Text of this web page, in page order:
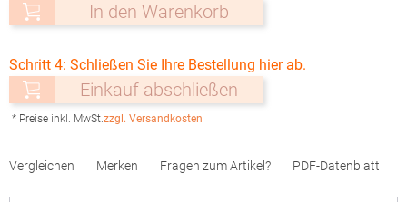
In den Warenkorb
Schritt 4: Schließen Sie Ihre Bestellung hier ab.
Einkauf abschließen
* Preise inkl. MwSt.zzgl. Versandkosten
Vergleichen Merken Fragen zum Artikel? PDF-Datenblatt